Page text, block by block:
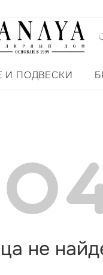
И ПОДВЕСКИ
не